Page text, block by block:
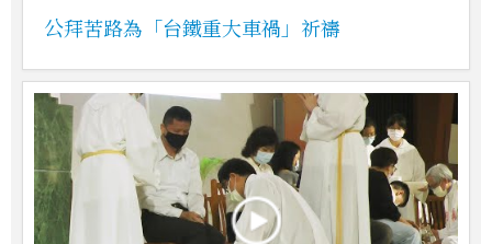
公拜苦路為「台鐵重大車禍」祈禱